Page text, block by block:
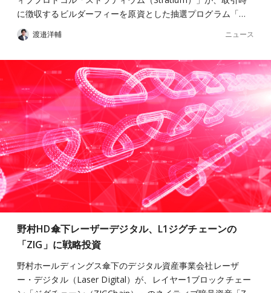
に徴収するビルダーフィーを原資とした抽選プログラム「…
渡邉洋輔 ニュース
野村HD傘下レーザーデジタル、L1ジグチェーンの
「ZIG」に戦略投資
野村ホールディングス傘下のデジタル資産事業会社レーザ
ー・デジタル（Laser Digital）が、レイヤー1ブロックチェー